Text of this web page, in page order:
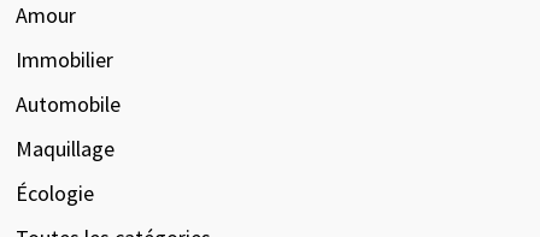
Amour
Immobilier
Automobile
Maquillage
Écologie